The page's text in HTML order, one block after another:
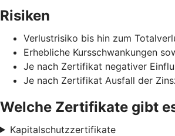
Risiken
Verlustrisiko bis hin zum
Erhebliche Kursschwankungen
Je nach Zertifikat negativer
Je nach Zertifikat Ausfall der
Welche Zertifikate gibt
Kapitalschutzzertifikate